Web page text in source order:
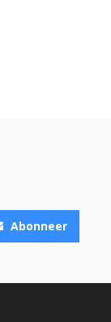
Abonneer